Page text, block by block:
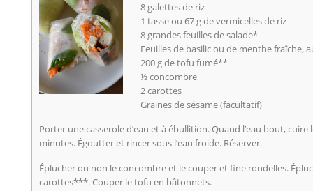
8 galettes de riz
1 tasse ou 67 g de vermicelles de riz
8 grandes feuilles de salade*
Feuilles de basilic ou de menthe fraîche,
200 g de tofu fumé**
½ concombre
2 carottes
Graines de sésame (facultatif)
Porter une casserole d’eau et à ébullition. Quand l’eau bout,
minutes. Égoutter et rincer sous l’eau froide. Réserver.
Éplucher ou non le concombre et le couper et fine rondelles.
carottes***. Couper le tofu en bâtonnets.